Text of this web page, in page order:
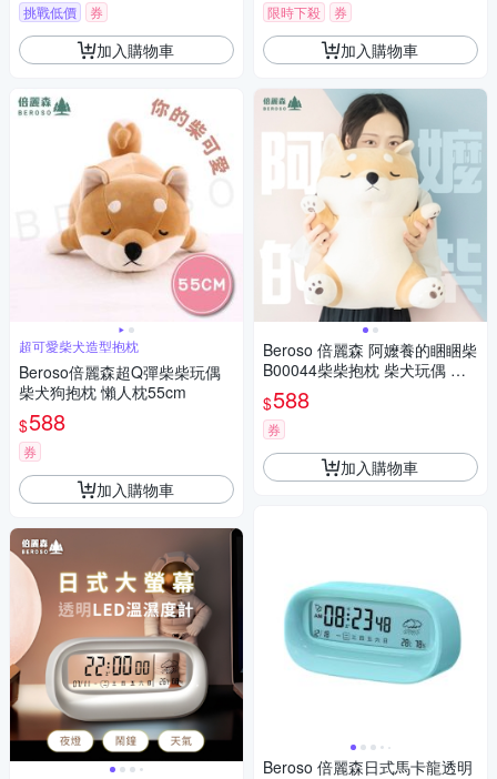
挑戰低價 券
加入購物車
超可愛柴犬造型抱枕
Beroso倍麗森超Q彈柴柴玩偶
柴犬狗抱枕 懶人枕55cm
$588
券
加入購物車
限時下殺 券
加入購物車
Beroso 倍麗森 阿嬤養的睏睏柴
B00044柴柴抱枕 柴犬玩偶 交
換禮物 告白小物
$588
券
加入購物車
Beroso 倍麗森日式馬卡龍透明